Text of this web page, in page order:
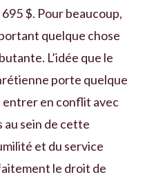
$. Pour beaucoup,
quelque chose
L’idée que le
porte quelque
entrer en conflit avec
au sein de cette
et du service
le droit de